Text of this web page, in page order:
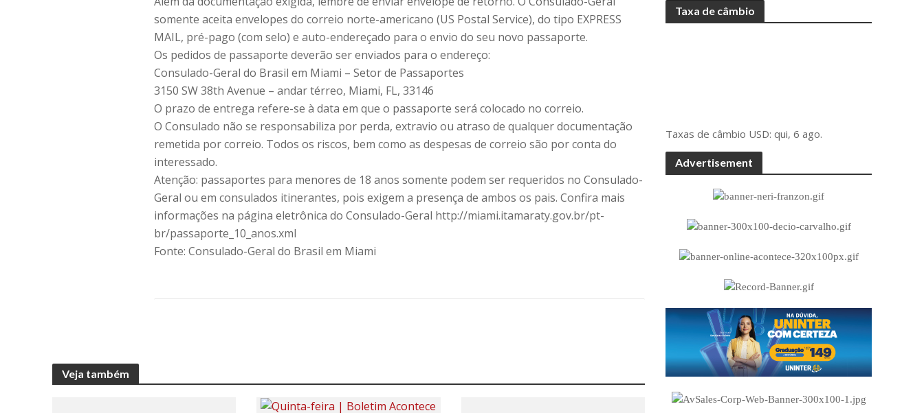
somente aceita envelopes do correio norte-americano (US Postal Service), do tipo EXPRESS
MAIL, pré-pago (com selo) e auto-endereçado para o envio do seu novo passaporte.
Os pedidos de passaporte deverão ser enviados para o endereço:
Consulado-Geral do Brasil em Miami – Setor de Passaportes
3150 SW 38th Avenue – andar térreo, Miami, FL, 33146
O prazo de entrega refere-se à data em que o passaporte será colocado no correio.
O Consulado não se responsabiliza por perda, extravio ou atraso de qualquer documentação
remetida por correio. Todos os riscos, bem como as despesas de correio são por conta do
interessado.
Atenção: passaportes para menores de 18 anos somente podem ser requeridos no Consulado-
Geral ou em consulados itinerantes, pois exigem a presença de ambos os pais. Confira mais
informações na página eletrônica do Consulado-Geral http://miami.itamaraty.gov.br/pt-
br/passaporte_10_anos.xml
Fonte: Consulado-Geral do Brasil em Miami
Veja também
Taxa de câmbio
Taxas de câmbio USD: qui, 6 ago.
Advertisement